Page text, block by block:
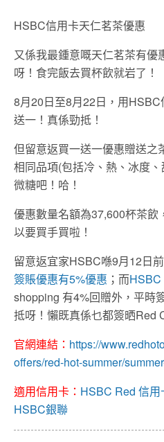
HSBC信用卡天仁茗茶優惠
又係我最鍾意嘅天仁茗茶有優
呀！食完飯去買杯飲就岩了！
8月20日至8月22日，用
送一！真係勁抵！
但留意返買一送一優惠贈送之
相同品項(包括冷、熱、冰度
微糖吧！哈！
優惠數量名額為37,600杯茶
以要買手買啦！
留意返宜家HSBC喺9月12日
簽賬優惠有5%優惠 ；而
shopping 有4%回贈外，平時
抵呀！懶既真係乜都簽晒Red
官網連結： https://
offers/red-hot-summer/
適用信用卡： HSBC Red 信用
HSBC銀聯